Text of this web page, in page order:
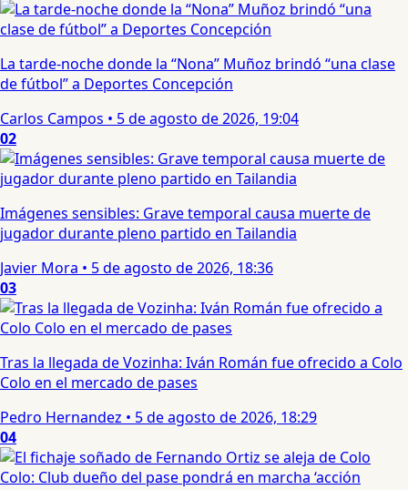
La tarde-noche donde la “Nona” Muñoz brindó “una clase
de fútbol” a Deportes Concepción
Carlos Campos • 5 de agosto de 2026, 19:04
02
Imágenes sensibles: Grave temporal causa muerte de
jugador durante pleno partido en Tailandia
Javier Mora • 5 de agosto de 2026, 18:36
03
Tras la llegada de Vozinha: Iván Román fue ofrecido a Colo
Colo en el mercado de pases
Pedro Hernandez • 5 de agosto de 2026, 18:29
04